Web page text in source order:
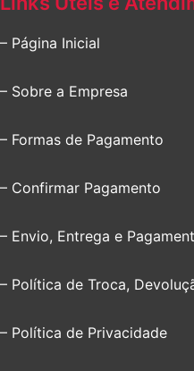
– Página Inicial
– Sobre a Empresa
– Formas de Pagamento
– Confirmar Pagamento
– Envio, Entrega e
– Política de Troca,
– Política de Privacidade